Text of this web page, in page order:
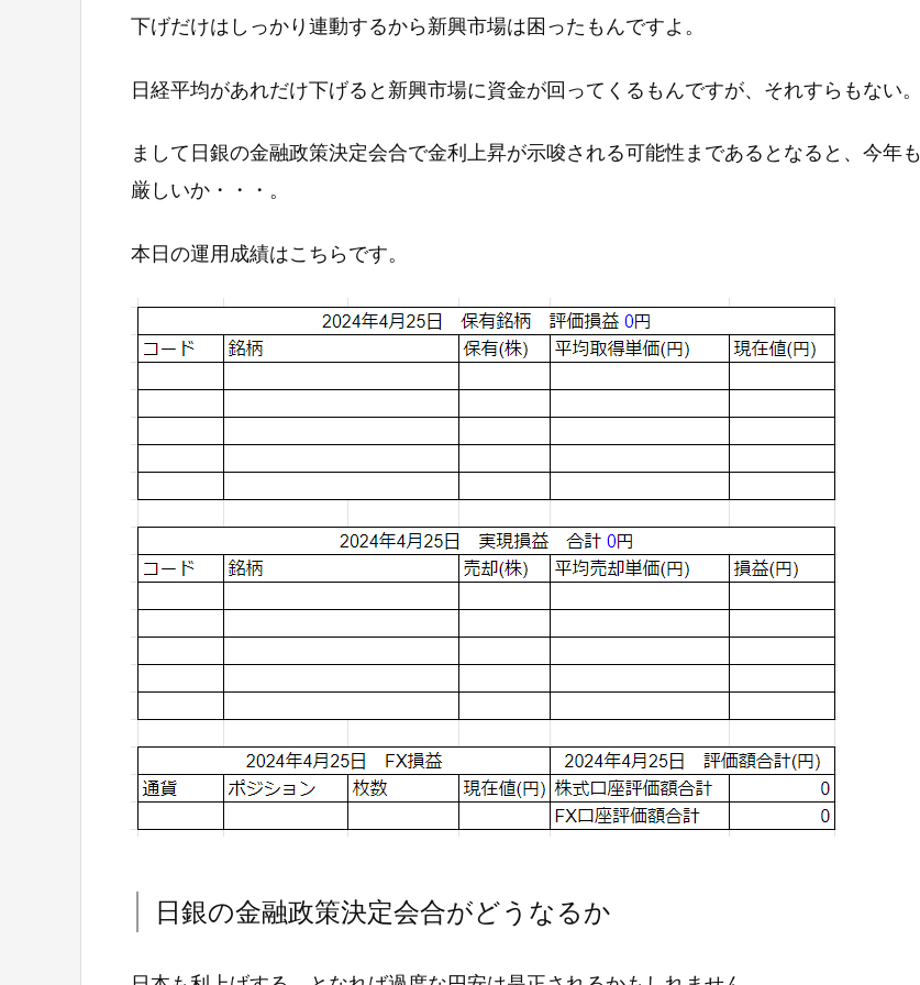
下げだけはしっかり連動するから新興市場は困ったもんですよ。
日経平均があれだけ下げると新興市場に資金が回ってくるもんですが、それすらもない。
まして日銀の金融政策決定会合で金利上昇が示唆される可能性まであるとなると、今年も
厳しいか・・・。
本日の運用成績はこちらです。
日銀の金融政策決定会合がどうなるか